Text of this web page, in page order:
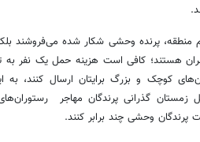
منطقه، پرنده وحشی شکار شده می‌فروشند
هستند؛ کافی است هزینه حمل یک نفر به
کوچک و بزرگ برایتان ارسال کنند، به
زمستان گذرانی پرندگان مهاجر
پرندگان وحشی چند برابر کنند.